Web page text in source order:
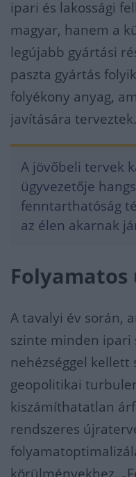
ipari és lakossági
magyar, hanem a
legújabb gyártási
paszta gyártás
folyékony anyag,
javítására terveztek.
A jövőbeli tervek
ügyvezetője
fenntarthatóság
az élen akarnak
A tavalyi év során,
szinte minden ipari
nehézséggel kellett
geopolitikai
kiszámíthatatlan
rendszeres